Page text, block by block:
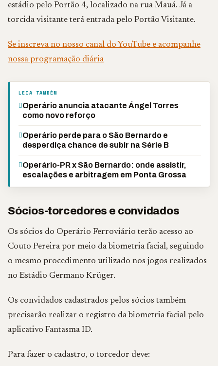
estádio pelo Portão 4, localizado na rua Mauá. Já a
torcida visitante terá entrada pelo Portão Visitante.
Se inscreva no nosso canal do YouTube e acompanhe
nossa programação diária
LEIA TAMBÉM
Operário anuncia atacante Ángel Torres
como novo reforço
Operário perde para o São Bernardo e
desperdiça chance de subir na Série B
Operário-PR x São Bernardo: onde assistir,
escalações e arbitragem em Ponta Grossa
Sócios-torcedores e convidados
Os sócios do Operário Ferroviário terão acesso ao
Couto Pereira por meio da biometria facial, seguindo
o mesmo procedimento utilizado nos jogos realizados
no Estádio Germano Krüger.
Os convidados cadastrados pelos sócios também
precisarão realizar o registro da biometria facial pelo
aplicativo Fantasma ID.
Para fazer o cadastro, o torcedor deve: